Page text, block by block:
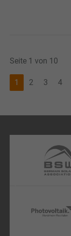
Seite 1 von 10
1 2 3 4